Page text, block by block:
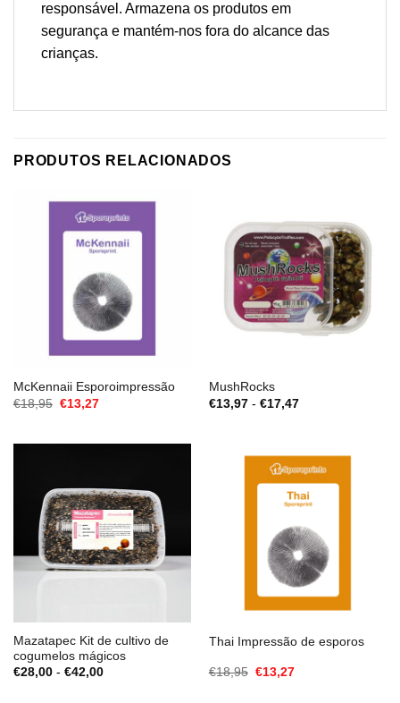
responsável. Armazena os produtos em
segurança e mantém-nos fora do alcance das
crianças.
PRODUTOS RELACIONADOS
McKennaii Esporoimpressão
€18,95 O
preço
€13,27O
MushRocks
€13,97 - €17,47Gama
€17,47
Mazatapec Kit de cultivo de
cogumelos mágicos
€28,00 - €42,00Gama
Thai Impressão de esporos
€18,95 O
€13,27O